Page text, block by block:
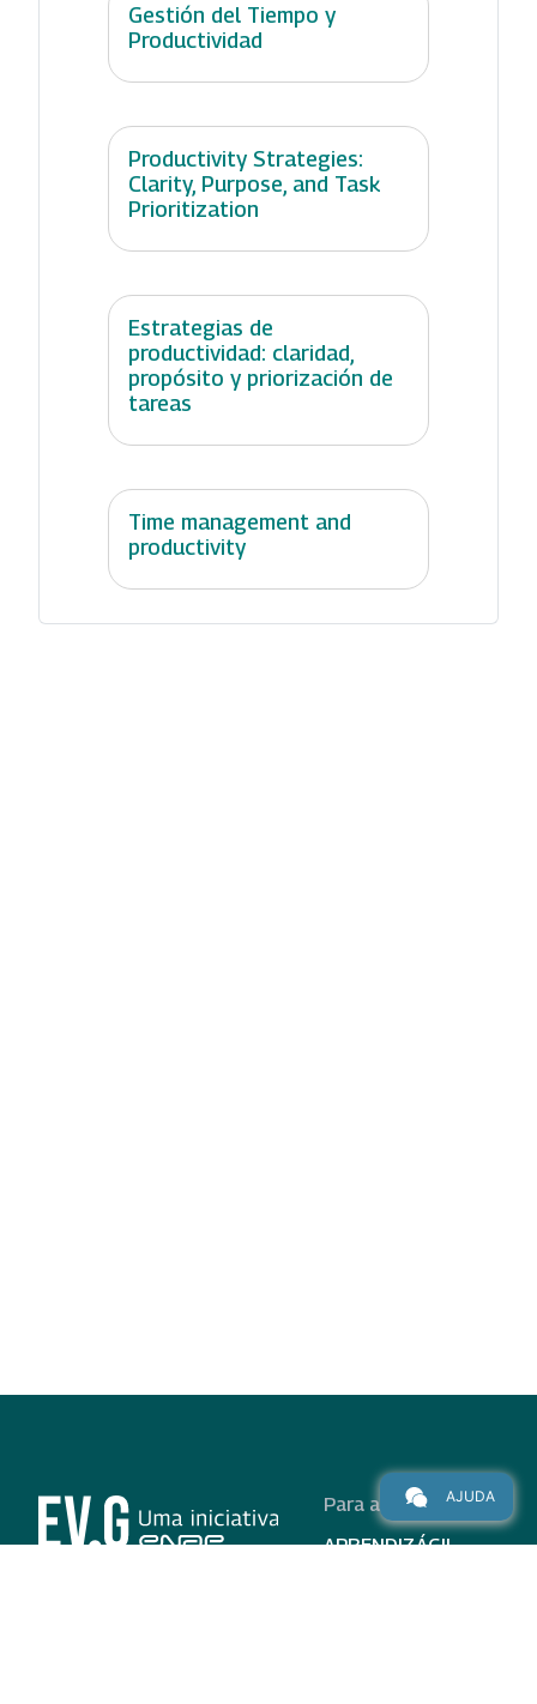
Gestión del Tiempo y
Productividad
Productivity Strategies:
Clarity, Purpose, and Task
Prioritization
Estrategias de
productividad: claridad,
propósito y priorización de
tareas
Time management and
productivity
Para alunos
APRENDIZÁGIL
AJUDA